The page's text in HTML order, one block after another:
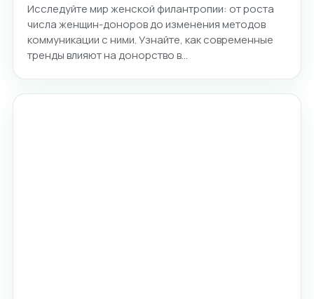
Исследуйте мир женской филантропии: от роста
числа женщин-доноров до изменения методов
коммуникации с ними. Узнайте, как современные
тренды влияют на донорство в…